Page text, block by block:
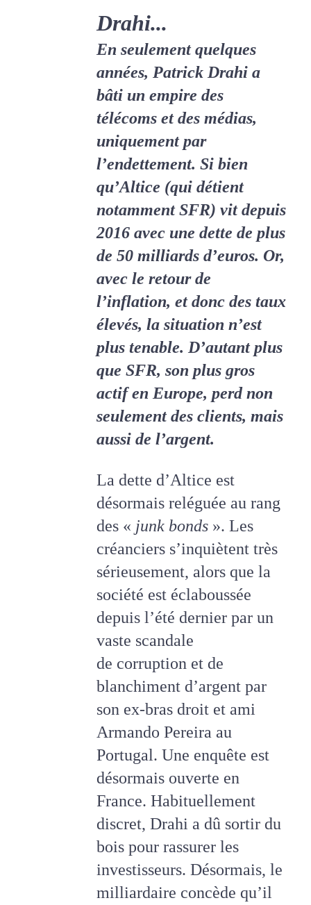
Drahi...
En seulement quelques
années, Patrick Drahi a
bâti un empire des
télécoms et des médias,
uniquement par
l’endettement. Si bien
qu’Altice (qui détient
notamment SFR) vit depuis
2016 avec une dette de plus
de 50 milliards d’euros. Or,
avec le retour de
l’inflation, et donc des taux
élevés, la situation n’est
plus tenable. D’autant plus
que SFR, son plus gros
actif en Europe, perd non
seulement des clients, mais
aussi de l’argent.
La dette d’Altice est
désormais reléguée au rang
des « junk bonds ». Les
créanciers s’inquiètent très
sérieusement, alors que la
société est éclaboussée
depuis l’été dernier par un
vaste scandale
de corruption et de
blanchiment d’argent par
son ex-bras droit et ami
Armando Pereira au
Portugal. Une enquête est
désormais ouverte en
France. Habituellement
discret, Drahi a dû sortir du
bois pour rassurer les
investisseurs. Désormais, le
milliardaire concède qu’il